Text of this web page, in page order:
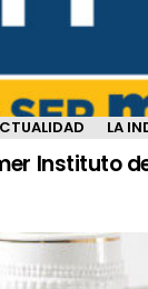
LA
Instituto